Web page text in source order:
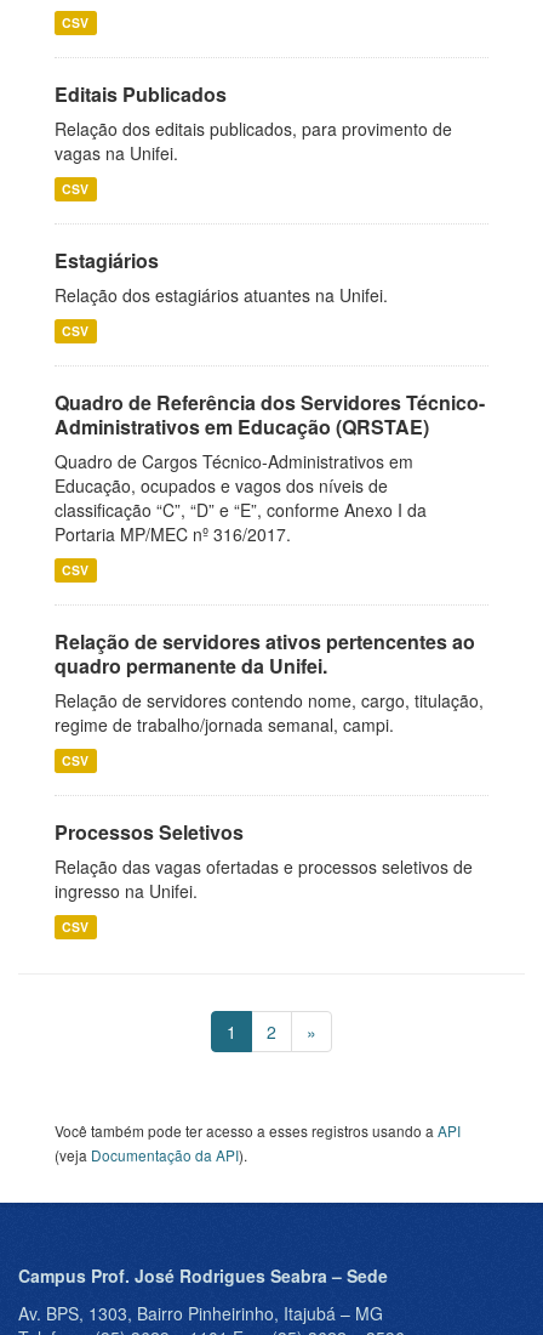
CSV
Editais Publicados
Relação dos editais publicados, para provimento de
vagas na Unifei.
CSV
Estagiários
Relação dos estagiários atuantes na Unifei.
CSV
Quadro de Referência dos Servidores Técnico-
Administrativos em Educação (QRSTAE)
Quadro de Cargos Técnico-Administrativos em
Educação, ocupados e vagos dos níveis de
classificação “C”, “D” e “E”, conforme Anexo I da
Portaria MP/MEC nº 316/2017.
CSV
Relação de servidores ativos pertencentes ao
quadro permanente da Unifei.
Relação de servidores contendo nome, cargo, titulação,
regime de trabalho/jornada semanal, campi.
CSV
Processos Seletivos
Relação das vagas ofertadas e processos seletivos de
ingresso na Unifei.
CSV
1 2 »
Você também pode ter acesso a esses registros usando a API
(veja Documentação da API).
Campus Prof. José Rodrigues Seabra – Sede
Av. BPS, 1303, Bairro Pinheirinho, Itajubá – MG